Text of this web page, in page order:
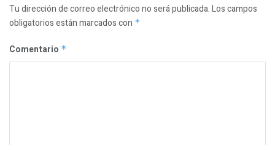
Tu dirección de correo electrónico no será publicada.Los campos
obligatorios están marcados con *
Comentario *